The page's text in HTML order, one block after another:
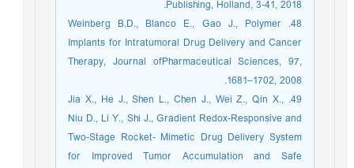
Publishing, Holland, 3-41, 2018.
48. Weinberg B.D., Blanco E., Gao J., Polymer
Implants for Intratumoral Drug Delivery and Cancer
Therapy, Journal ofPharmaceutical Sciences, 97,
1681–1702, 2008.
49. Jia X., He J., Shen L., Chen J., Wei Z., Qin X.,
Niu D., Li Y., Shi J., Gradient Redox-Responsive and
Two-Stage Rocket- Mimetic Drug Delivery System
for Improved Tumor Accumulation and Safe